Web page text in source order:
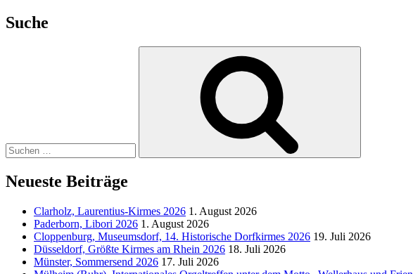
Wiesn
2013“
Suche
Neueste Beiträge
Clarholz, Laurentius-Kirmes 2026 1. August 2026
Paderborn, Libori 2026 1. August 2026
Cloppenburg, Museumsdorf, 14. Historische Dorfkirmes 2026 19. Juli 2026
Düsseldorf, Größte Kirmes am Rhein 2026 18. Juli 2026
Münster, Sommersend 2026 17. Juli 2026